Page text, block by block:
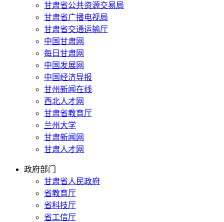
甘肃省公共资源交易局
甘肃省广播电视局
甘肃省交通运输厅
中国甘肃网
每日甘肃网
中国发展网
中国经济导报
甘州新闻在线
西北人才网
甘肃省教育厅
兰州大学
甘肃新闻网
甘肃人才网
政府部门
甘肃省人民政府
省教育厅
省科技厅
省工信厅